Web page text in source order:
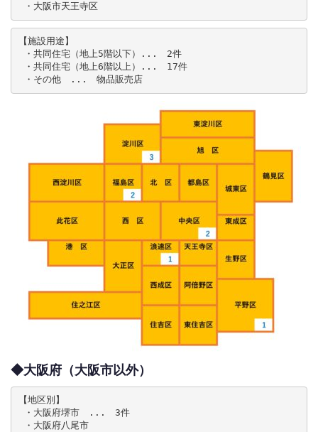
・大阪市天王寺区
【施設用途】
・共同住宅（地上5階以下）...　2件
・共同住宅（地上6階以上）...　17件
・その他　...　物品販売店
◆大阪府（大阪市以外）
【地区別】
・大阪府堺市　...　3件
・大阪府八尾市